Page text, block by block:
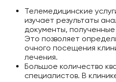
Телемедицинские
изучает результаты
документы, полученные
Это позволяет
очного посещения
лечения.
Большое количество
специалистов. В